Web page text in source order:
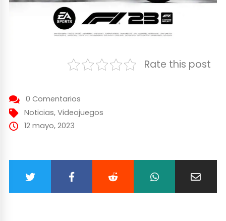
Rate this post
0 Comentarios
Noticias, Videojuegos
12 mayo, 2023